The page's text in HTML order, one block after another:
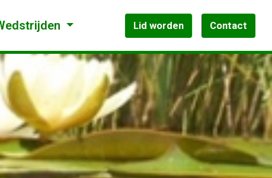
Lid worden Contact